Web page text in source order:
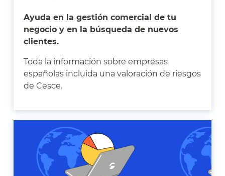
Ayuda en la gestión comercial de tu
negocio y en la búsqueda de nuevos
clientes.
Toda la información sobre empresas
españolas incluida una valoración de riesgos
de Cesce.